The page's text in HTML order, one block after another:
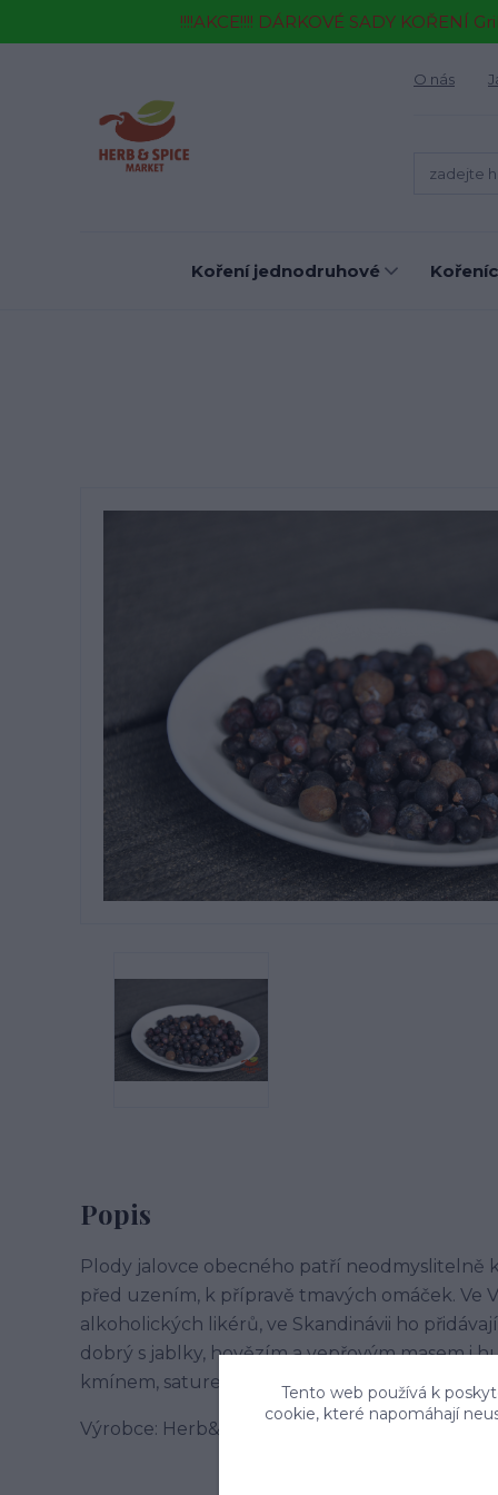
!!!!AKCE!!!! DÁRKOVÉ SADY KOŘENÍ
O nás
Koření jednodruhové
Popis
Plody jalovce obecného patří neodmyslitelně
před uzením, k přípravě tmavých omáček. Ve
alkoholických likérů, ve Skandinávii ho
dobrý s jablky, hovězím a vepřovým masem i
kmínem, saturejkou a tymiánem.
Výrobce: Herb&Spice market s.r.o. ,
Tento web používá k
cookie, které napomáhají